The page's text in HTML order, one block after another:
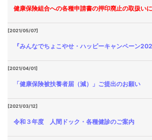
健康保険組合への各種申請書の押印廃止の取扱い
[2021/05/07]
『みんなでちょこやせ・ハッピーキャンペーン
[2021/04/01]
「健康保険被扶養者届（減）」ご提出のお願い
[2021/03/12]
令和３年度 人間ドック・各種健診のご案内